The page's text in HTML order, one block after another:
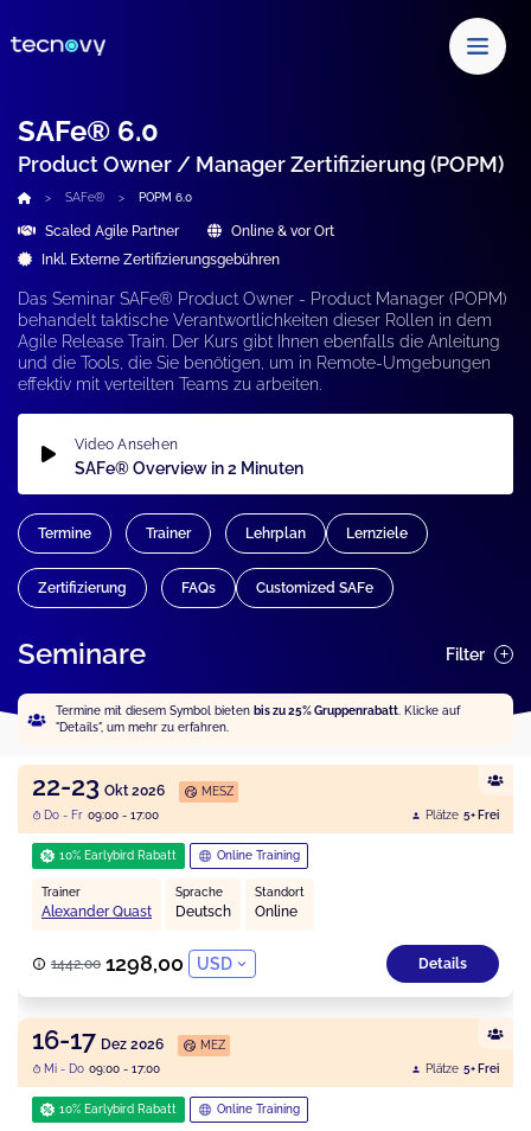
SAFe® 6.0
Product Owner / Manager Zertifizierung (POPM)
SAFe® POPM 6.0
Scaled Agile Partner
Online & vor Ort
Inkl. Externe Zertifizierungsgebühren
Das Seminar SAFe® Product Owner - Product Manager (POPM)
behandelt taktische Verantwortlichkeiten dieser Rollen in dem
Agile Release Train. Der Kurs gibt Ihnen ebenfalls die Anleitung
und die Tools, die Sie benötigen, um in Remote-Umgebungen
effektiv mit verteilten Teams zu arbeiten.
Video Ansehen
SAFe® Overview in 2 Minuten
Termine Trainer Lehrplan Lernziele
Zertifizierung FAQs Customized SAFe
Seminare Filter
Termine mit diesem Symbol bieten bis zu 25% Gruppenrabatt . Klicke auf
"Details", um mehr zu erfahren.
22-23 Okt 2026
MESZ
Do - Fr 09:00 - 17:00 Plätze 5+ Frei
10% Earlybird Rabatt Online Training
Trainer
Alexander Quast
Sprache
Deutsch
Standort
Online
1442,00 1298,00 USD Details
16-17 Dez 2026
MEZ
Mi - Do 09:00 - 17:00 Plätze 5+ Frei
10% Earlybird Rabatt Online Training